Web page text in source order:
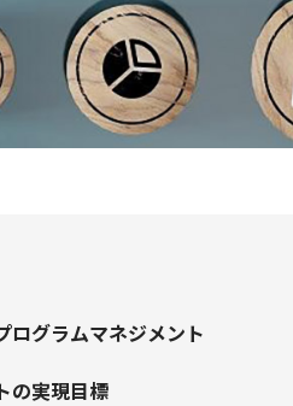
ログラムマネジメント
の実現目標